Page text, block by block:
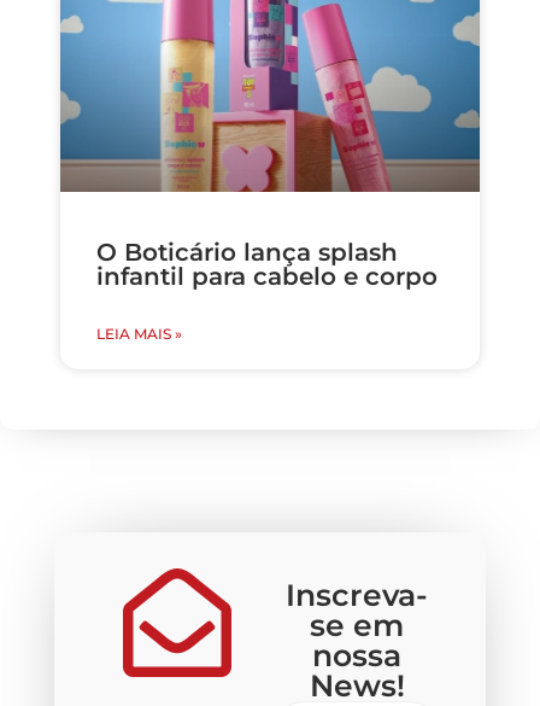
O Boticário lança splash
infantil para cabelo e corpo
LEIA MAIS »
Inscreva-
se em
nossa
News!